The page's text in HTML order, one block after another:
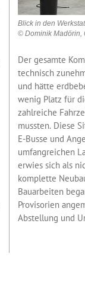
Blick in den
© Dominik Madörin,
Der gesamte
technisch
und hätte
wenig Platz für
zahlreiche
mussten. Diese
E-Busse und
umfangreichen
erwies sich als
komplette
Bauarbeiten
Provisorien
Abstellung und